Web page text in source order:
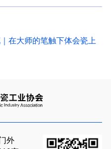
在大师的笔触下体会瓷上
外